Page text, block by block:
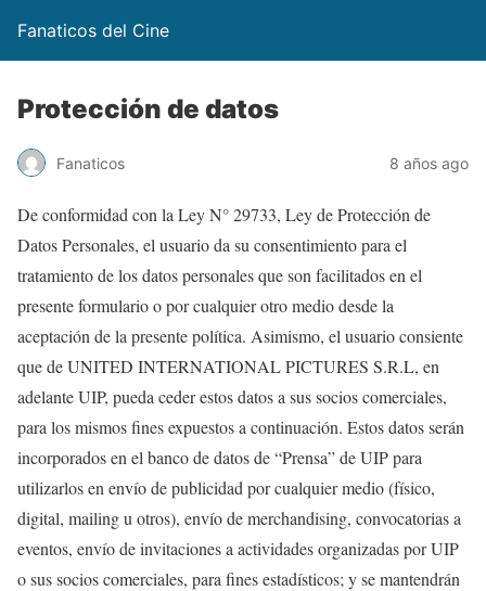
Fanaticos del Cine
Protección de datos
Fanaticos 8 años ago
De conformidad con la Ley N° 29733, Ley de Protección de
Datos Personales, el usuario da su consentimiento para el
tratamiento de los datos personales que son facilitados en el
presente formulario o por cualquier otro medio desde la
aceptación de la presente política. Asimismo, el usuario consiente
que de UNITED INTERNATIONAL PICTURES S.R.L, en
adelante UIP, pueda ceder estos datos a sus socios comerciales,
para los mismos fines expuestos a continuación. Estos datos serán
incorporados en el banco de datos de “Prensa” de UIP para
utilizarlos en envío de publicidad por cualquier medio (físico,
digital, mailing u otros), envío de merchandising, convocatorias a
eventos, envío de invitaciones a actividades organizadas por UIP
o sus socios comerciales, para fines estadísticos; y se mantendrán